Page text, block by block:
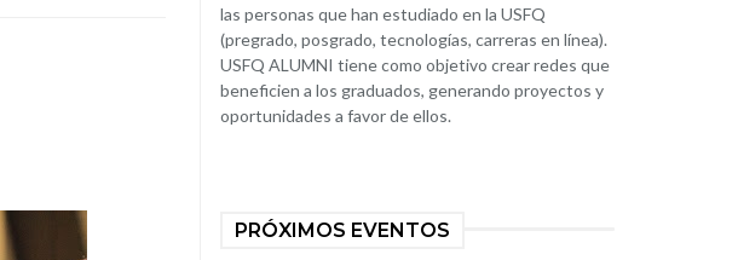
las personas que han estudiado en la USFQ
(pregrado, posgrado, tecnologías, carreras en línea).
USFQ ALUMNI tiene como objetivo crear redes que
beneficien a los graduados, generando proyectos y
oportunidades a favor de ellos.
PRÓXIMOS EVENTOS